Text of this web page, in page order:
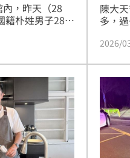
，昨天（28
籍朴姓男子28日
語，拒絕付錢
男明明身上還
查證朴男身分
陳大
多，
變少
爸。
2026/